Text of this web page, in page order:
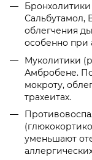
Сальбутамол,
облегчения
особенно при
Муколитики
Амбробене.
мокроту,
трахеитах.
уменьшают